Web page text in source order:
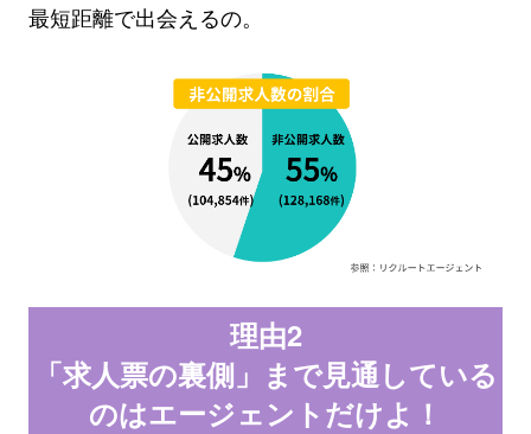
最短距離で出会えるの。
理由2
「求人票の裏側」まで見通している
のはエージェントだけよ！